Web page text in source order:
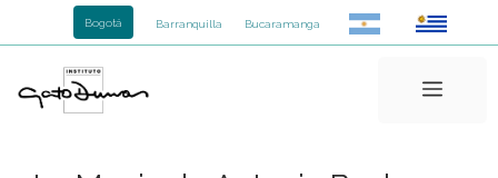
Bogotá Barranquilla Bucaramanga
Menú